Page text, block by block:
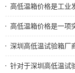
高低温箱价格是工业
高低温箱价格是一项
深圳高低温试验箱厂
针对于深圳高低温试